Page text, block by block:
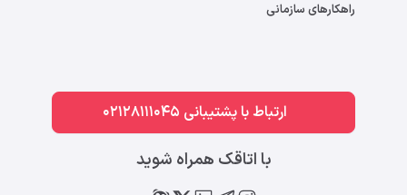
راهکارهای سازمانی
ارتباط با پشتیبانی 02128111045
با اتاقک همراه شوید